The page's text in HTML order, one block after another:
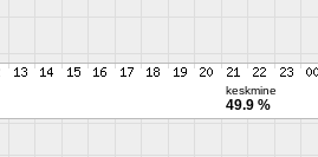
keskmine
49.9 %